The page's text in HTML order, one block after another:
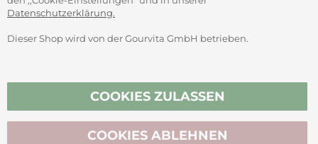
Vertrag widerrufen
BIO-ZERTIFIZIERT
Datenschutzerklärung.
Dieser Shop wird von der Gourvita GmbH betrieben.
COOKIES ZULASSEN
COOKIES ABLEHNEN